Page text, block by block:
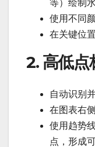
等）绘制
使用不同
在关键位
2. 高低点
自动识别
在图表右
使用趋势
点，形成